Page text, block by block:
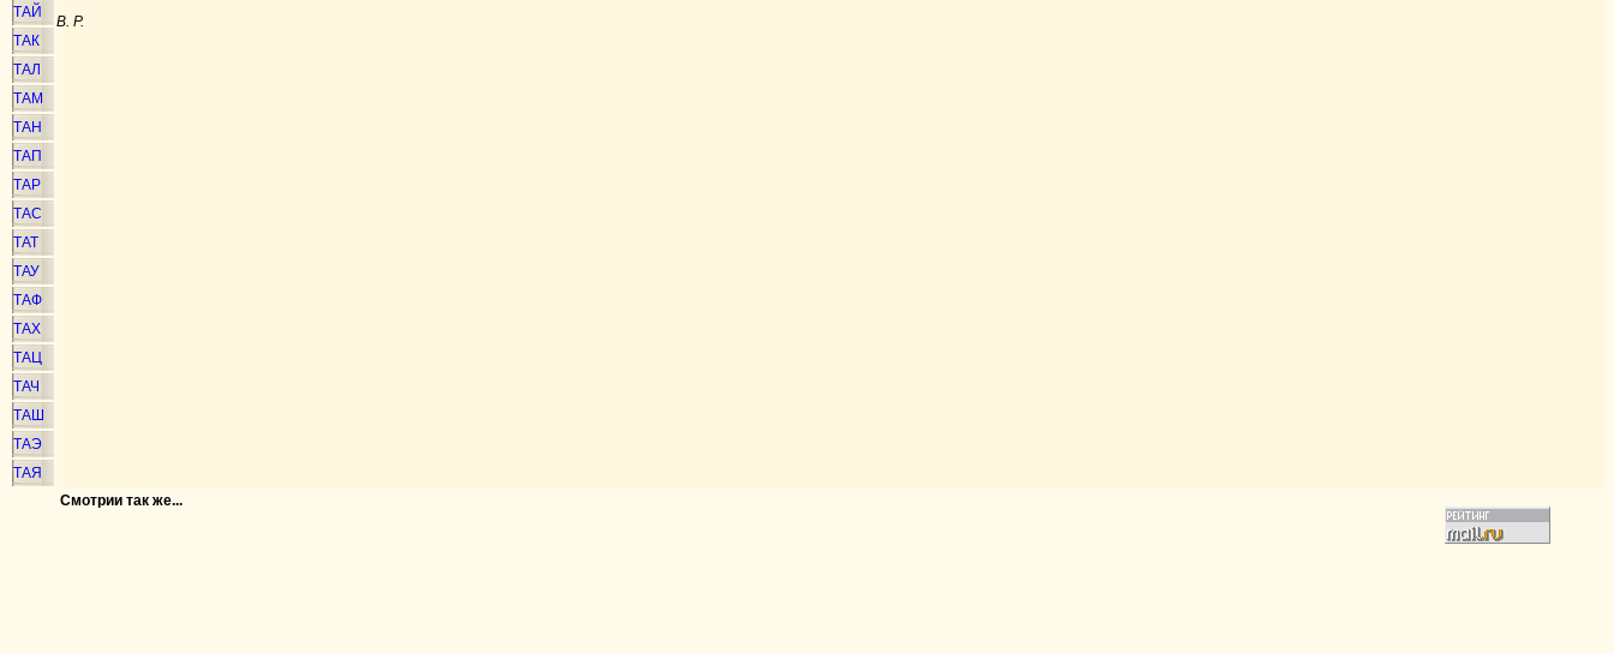
ТАЙ
ТАК
ТАЛ
ТАМ
ТАН
ТАП
ТАР
ТАС
ТАТ
ТАУ
ТАФ
ТАХ
ТАЦ
ТАЧ
ТАШ
ТАЭ
ТАЯ
В. Р.
Смотрии так же...